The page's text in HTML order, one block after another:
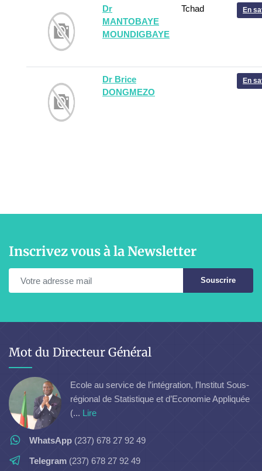
Dr
MANTOBAYE
MOUNDIGBAYE
Tchad En
Dr Brice
DONGMEZO
En
Inscrivez vous à la Newsletter
Souscrire
Mot du Directeur Général
Ecole au service de l’intégration, l’Institut Sous-
régional de Statistique et d’Economie Appliquée
(... Lire
WhatsApp (237) 678 27 92 49
Telegram (237) 678 27 92 49